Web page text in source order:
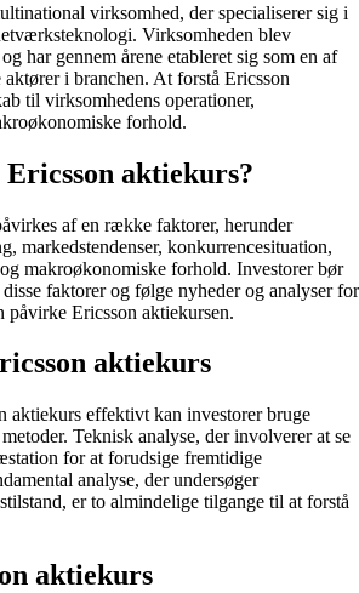
virksomhed, der specialiserer sig i
Virksomheden blev
har gennem årene etableret sig som en af
i branchen. At forstå Ericsson
til virksomhedens operationer,
forhold.
aktiekurs?
af en række faktorer, herunder
markedstendenser, konkurrencesituation,
makroøkonomiske forhold. Investorer bør
faktorer og følge nyheder og analyser for
påvirke Ericsson aktiekursen.
aktiekurs
aktiekurs effektivt kan investorer bruge
Teknisk analyse, der involverer at se
for at forudsige fremtidige
analyse, der undersøger
er to almindelige tilgange til at forstå
aktiekurs